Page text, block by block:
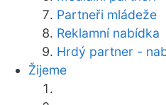
Partneři mládeže
Reklamní nabídka
Hrdý partner -
Žijeme